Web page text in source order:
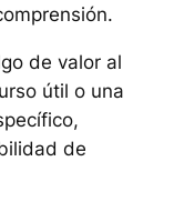
de valor al
útil o una
de